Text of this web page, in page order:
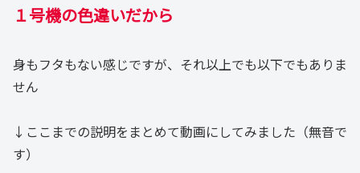
１号機の色違いだから
身もフタもない感じですが、それ以上でも以下でもありま
せん
↓ここまでの説明をまとめて動画にしてみました（無音で
す）